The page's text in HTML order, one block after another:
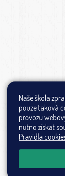
Naše škola
pouze taková
provozu
nutno získat
Pravidla